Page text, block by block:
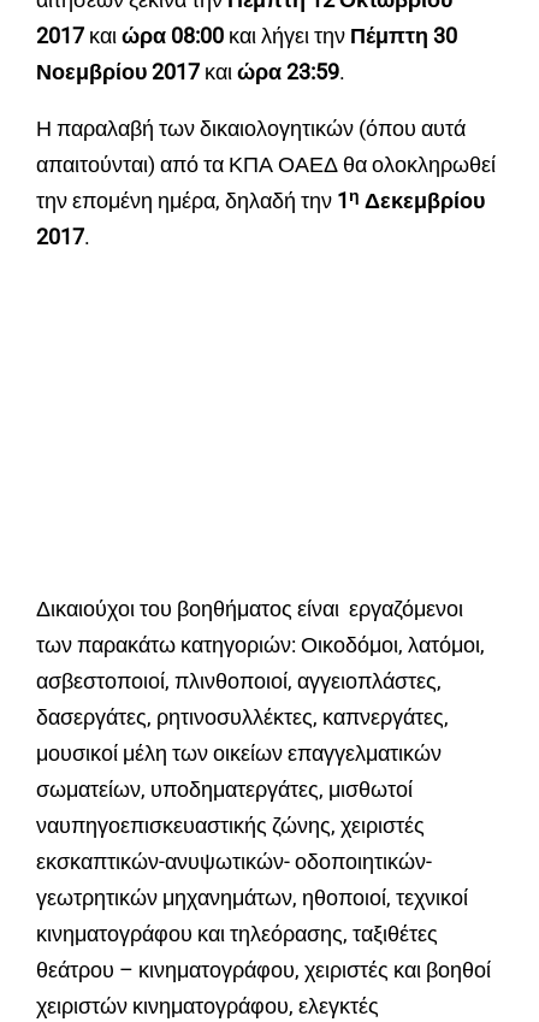
2017 καιώρα 08:00 και λήγει την Πέμπτη 30
Νοεμβρίου 2017 καιώρα 23:59.
Η παραλαβή των δικαιολογητικών (όπου αυτά
απαιτούνται) από τα ΚΠΑ ΟΑΕΔ θα ολοκληρωθεί
την επομένη ημέρα, δηλαδή την 1η Δεκεμβρίου
2017.
Δικαιούχοι του βοηθήματος είναι εργαζόμενοι
των παρακάτω κατηγοριών: Οικοδόμοι, λατόμοι,
ασβεστοποιοί, πλινθοποιοί, αγγειοπλάστες,
δασεργάτες, ρητινοσυλλέκτες, καπνεργάτες,
μουσικοί μέλη των οικείων επαγγελματικών
σωματείων, υποδηματεργάτες, μισθωτοί
ναυπηγοεπισκευαστικής ζώνης, χειριστές
εκσκαπτικών-ανυψωτικών- οδοποιητικών-
γεωτρητικών μηχανημάτων, ηθοποιοί, τεχνικοί
κινηματογράφου και τηλεόρασης, ταξιθέτες
θεάτρου – κινηματογράφου, χειριστές και βοηθοί
χειριστών κινηματογράφου, ελεγκτές